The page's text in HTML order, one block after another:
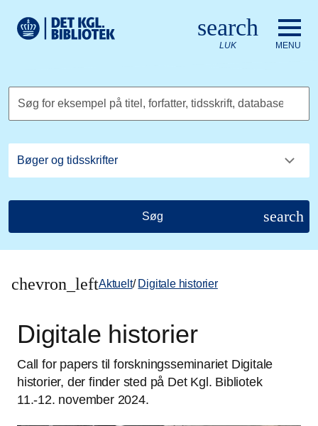
Det Kongelige Biblioteks logo. Gå til Det Kongelige
search
LUK MENU
Søg for eksempel på titel, forfatter, tidsskrift, database
Søg search
chevron_leftAktuelt/ Digitale historier
Digitale historier
Call for papers til forskningsseminariet Digitale
historier, der finder sted på Det Kgl. Bibliotek
11.-12. november 2024.